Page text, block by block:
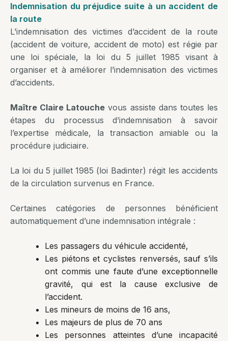
Indemnisation du préjudice suite à un accident de
la route
L’indemnisation des victimes d’accident de la route
(accident de voiture, accident de moto) est régie par
une loi spéciale, la loi du 5 juillet 1985 visant à
organiser et à améliorer l’indemnisation des victimes
d’accidents.
Maître Claire Latouche vous assiste dans toutes les
étapes du processus d’indemnisation à savoir
l’expertise médicale, la transaction amiable ou la
procédure judiciaire.
La loi du 5 juillet 1985 (loi Badinter) régit les accidents
de la circulation survenus en France.
Certaines catégories de personnes bénéficient
automatiquement d’une indemnisation intégrale :
Les passagers du véhicule accidenté,
Les piétons et cyclistes renversés, sauf s’ils
ont commis une faute d’une exceptionnelle
gravité, qui est la cause exclusive de
l’accident.
Les mineurs de moins de 16 ans,
Les majeurs de plus de 70 ans
Les personnes atteintes d’une incapacité